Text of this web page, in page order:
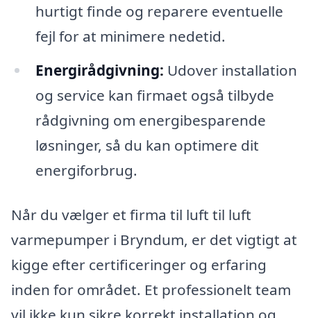
hurtigt finde og reparere eventuelle
fejl for at minimere nedetid.
Energirådgivning: Udover installation
og service kan firmaet også tilbyde
rådgivning om energibesparende
løsninger, så du kan optimere dit
energiforbrug.
Når du vælger et firma til luft til luft
varmepumper i Bryndum, er det vigtigt at
kigge efter certificeringer og erfaring
inden for området. Et professionelt team